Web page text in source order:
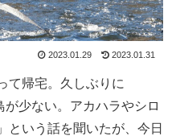
2023.01.29 2023.01.31
て帰宅。久しぶりに
が少ない。アカハラやシロ
という話を聞いたが、今日